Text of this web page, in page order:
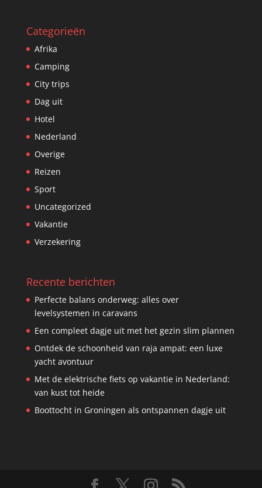
Categorieën
Afrika
Camping
City trips
Dag uit
Hotel
Nederland
Overige
Reizen
Sport
Uncategorized
Vakantie
Verzekering
Recente berichten
Perfecte balans onderweg: alles over
levelsystemen in caravans
Een compleet dagje uit met het gezin slim plannen
Ontdek de schoonheid van raja ampat: een luxe
yacht avontuur
Met de elektrische fiets op vakantie in Nederland:
van kust tot heide
Boottocht in Groningen als ontspannen dagje uit